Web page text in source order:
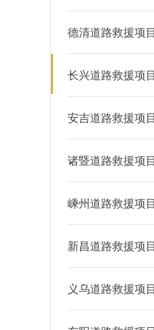
德清道路救援项目
长兴道路救援项目
安吉道路救援项目
诸暨道路救援项目
嵊州道路救援项目
新昌道路救援项目
义乌道路救援项目